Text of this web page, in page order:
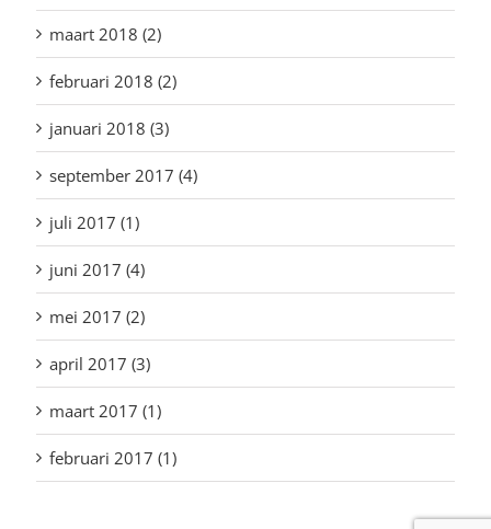
maart 2018 (2)
februari 2018 (2)
januari 2018 (3)
september 2017 (4)
juli 2017 (1)
juni 2017 (4)
mei 2017 (2)
april 2017 (3)
maart 2017 (1)
februari 2017 (1)